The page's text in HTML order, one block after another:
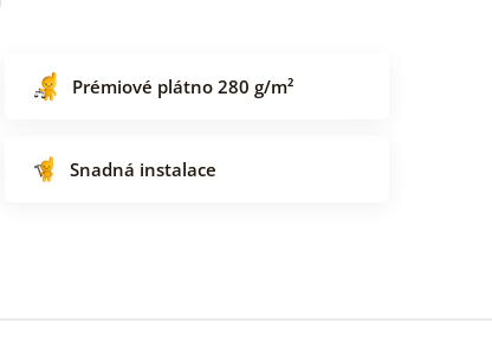
Prémiové plátno 280 g/m²
Snadná instalace